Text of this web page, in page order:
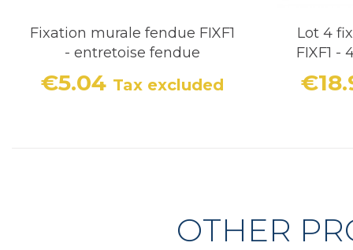
Fixation murale fendue FIXF1
- entretoise fendue
Price
€5.04 Tax excluded
Lot 4
FIXF1 -
OTHER